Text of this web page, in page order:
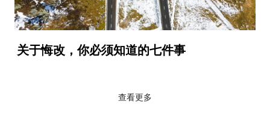
关于悔改，你必须知道的七件事
查看更多